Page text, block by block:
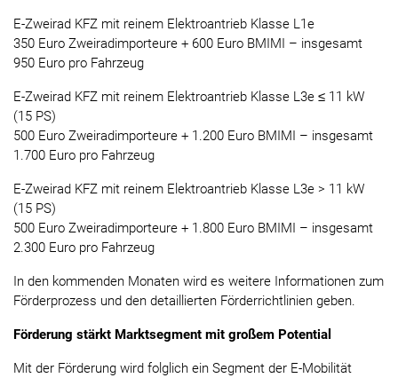
E-Zweirad KFZ mit reinem Elektroantrieb Klasse L1e
350 Euro Zweiradimporteure + 600 Euro BMIMI – insgesamt
950 Euro pro Fahrzeug
E-Zweirad KFZ mit reinem Elektroantrieb Klasse L3e ≤ 11 kW
(15 PS)
500 Euro Zweiradimporteure + 1.200 Euro BMIMI – insgesamt
1.700 Euro pro Fahrzeug
E-Zweirad KFZ mit reinem Elektroantrieb Klasse L3e > 11 kW
(15 PS)
500 Euro Zweiradimporteure + 1.800 Euro BMIMI – insgesamt
2.300 Euro pro Fahrzeug
In den kommenden Monaten wird es weitere Informationen zum
Förderprozess und den detaillierten Förderrichtlinien geben.
Förderung stärkt Marktsegment mit großem Potential
Mit der Förderung wird folglich ein Segment der E-Mobilität